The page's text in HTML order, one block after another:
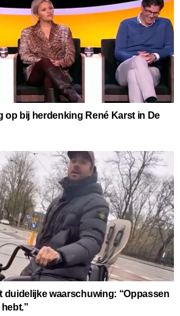
op bij herdenking René Karst in De
duidelijke waarschuwing: “Oppassen